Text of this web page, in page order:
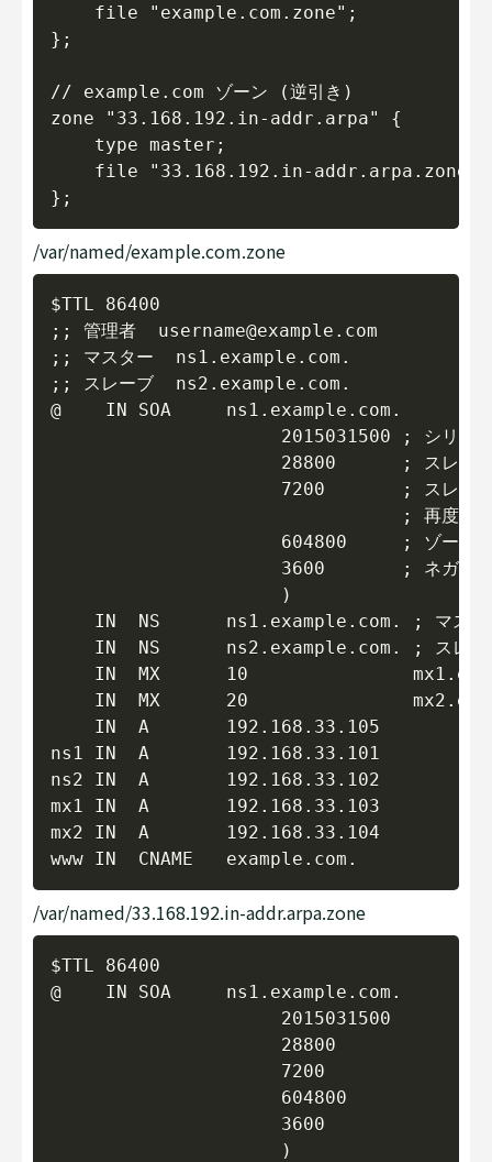
    file "example.com.zone";
};
// example.com ゾーン (逆引き)
zone "33.168.192.in-addr.arpa" {
    type master;
    file "33.168.192.in-addr.arpa.zone";
/var/named/example.com.zone
$TTL 86400
;; 管理者  username@example.com
;; マスター  ns1.example.com.
;; スレーブ  ns2.example.com.
@    IN SOA     ns1.example.com.
2015031500 ; シリアル
28800      ; スレーブが
7200       ; スレーブが
; 再度確認
604800     ; ゾーンフ
3600       ; ネガティ
                     )
IN  NS      ns1.example.com. ; マスタ
IN  NS      ns2.example.com. ; スレー
IN  MX      10
IN  MX      20
    IN  A       192.168.33.105
ns1 IN  A       192.168.33.101
ns2 IN  A       192.168.33.102
mx1 IN  A       192.168.33.103
mx2 IN  A       192.168.33.104
/var/named/33.168.192.in-addr.arpa.zone
$TTL 86400
@    IN SOA     ns1.example.com.
                     2015031500
                     28800
                     7200
                     604800
                     3600
                     )